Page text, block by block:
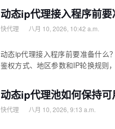
动态ip代理接入程序前
快代理 八月 10, 2026, 10:42 a.m.
动态ip代理接入程序前要准备什么
鉴权方式、地区参数和IP轮换规则
动态ip代理池如何保持
快代理 八月 10, 2026, 9:13 a.m.